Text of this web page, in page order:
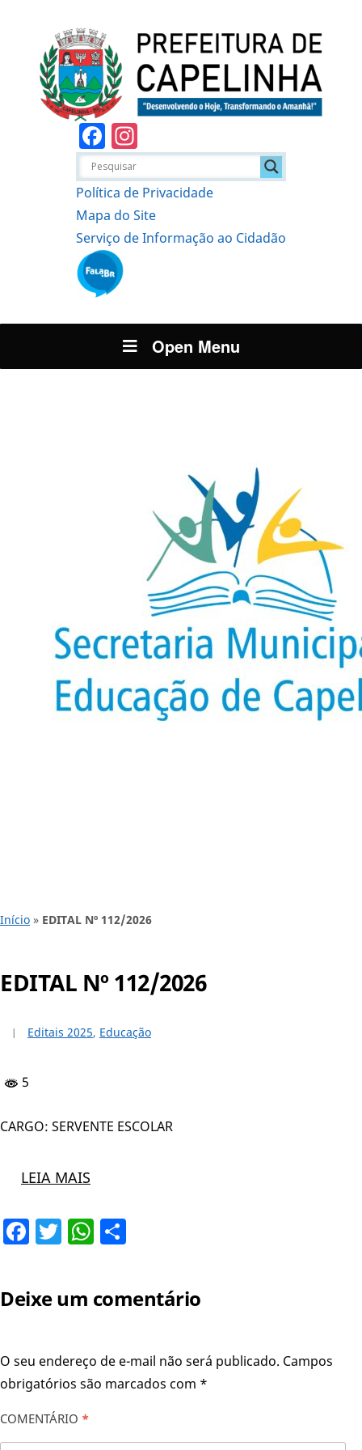
Facebook
Política de Privacidade
Mapa do Site
Serviço de Informação ao Cidadão
Open Menu
Início » EDITAL Nº 112/2026
EDITAL Nº 112/2026
Editais 2025, Educação
5
CARGO: SERVENTE ESCOLAR
LEIA MAIS
Facebook
TwitterWhatsApp
Deixe um comentário
O seu endereço de e-mail não será publicado. Campos
obrigatórios são marcados com *
COMENTÁRIO *